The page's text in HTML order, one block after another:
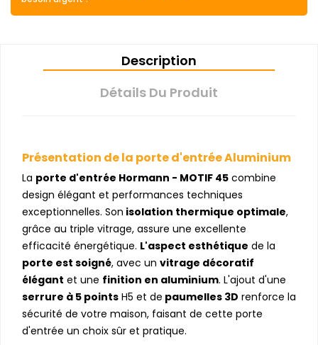
Description
Détails Du Produit
Présentation de la porte d'entrée Aluminium
La porte d'entrée Hormann - MOTIF 45 combine
design élégant et performances techniques
exceptionnelles. Son isolation thermique optimale,
grâce au triple vitrage, assure une excellente
efficacité énergétique. L'aspect esthétique de la
porte est soigné, avec un vitrage décoratif
élégant et une finition en aluminium. L'ajout d'une
serrure à 5 points H5 et de paumelles 3D renforce la
sécurité de votre maison, faisant de cette porte
d'entrée un choix sûr et pratique.